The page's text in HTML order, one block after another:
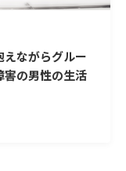
えながらグルー
の男性の生活